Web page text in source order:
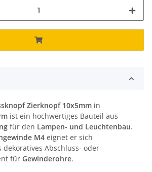
Zierknopf 10x5mm in
ist ein hochwertiges Bauteil aus
für den Lampen- und Leuchtenbau.
M4 eignet er sich
dekoratives Abschluss- oder
für Gewinderohre.